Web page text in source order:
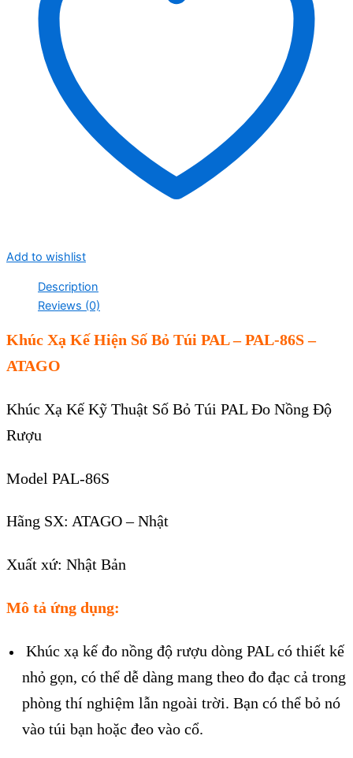
Add to wishlist
Description
Reviews (0)
Khúc Xạ Kế Hiện Số Bỏ Túi PAL –PAL-86S –
ATAGO
Khúc Xạ Kế Kỹ Thuật Số Bỏ Túi PAL Đo Nồng Độ
Rượu
Model PAL-86S
Hãng SX: ATAGO – Nhật
Xuất xứ: Nhật Bản
Mô tả ứng dụng:
Khúc xạ kế đo nồng độ rượu dòng PAL có thiết kế
nhỏ gọn, có thể dễ dàng mang theo đo đạc cả trong
phòng thí nghiệm lẫn ngoài trời. Bạn có thể bỏ nó
vào túi bạn hoặc đeo vào cổ.